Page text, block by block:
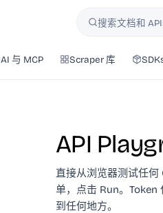
搜索搜索文档和
AI 与 MCP Scraper 库
API
直接从浏览器测试任
单，点击 Run。Token
到任何地方。